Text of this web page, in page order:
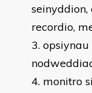
recordio,
monitro